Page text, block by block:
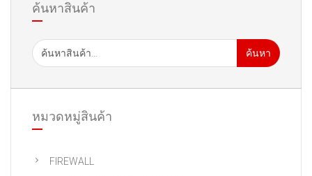
ค้นหาสินค้า
ค้นหา
หมวดหมู่สินค้า
FIREWALL